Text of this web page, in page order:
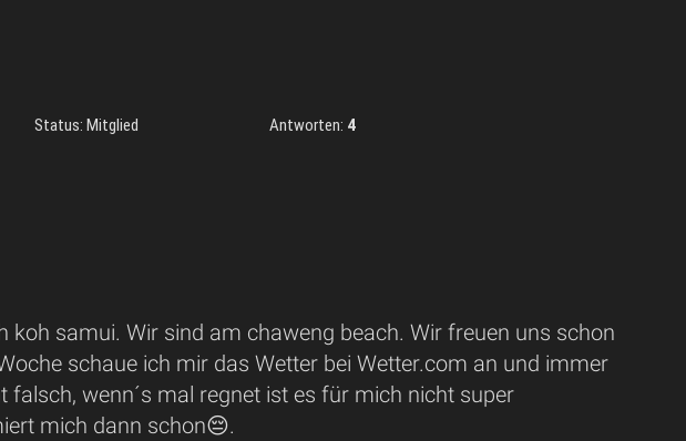
Status: Mitglied Antworten: 4
samui. Wir sind am chaweng beach. Wir freuen uns schon
schaue ich mir das Wetter bei Wetter.com an und immer
wenn´s mal regnet ist es für mich nicht super
mich dann schon😔.